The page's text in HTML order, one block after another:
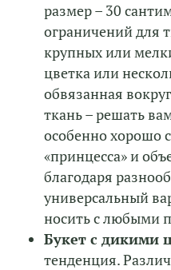
размер – 30
ограничений для
крупных или
цветка или
обвязанная
ткань – решать
особенно хорошо
«принцесса» и
благодаря
универсальный
носить с любыми
Букет с дикими
тенденция.